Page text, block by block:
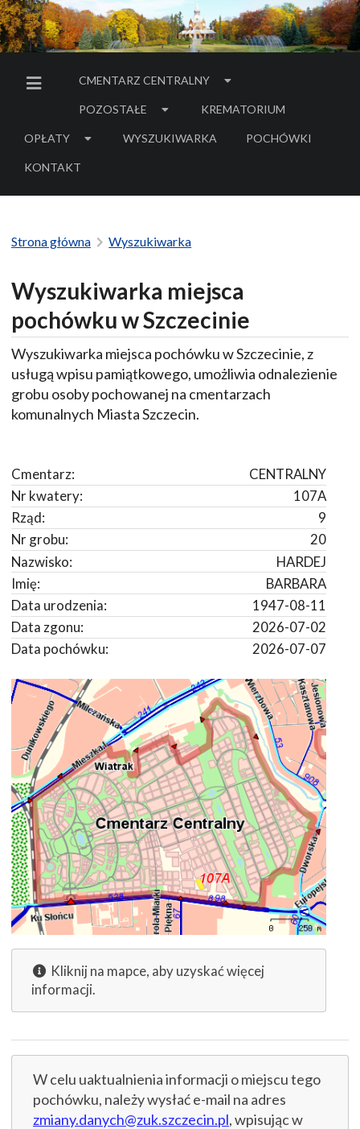
MENU BOCZNE
CMENTARZ CENTRALNY
POZOSTAŁE KREMATORIUM
OPŁATY WYSZUKIWARKA POCHÓWKI
- LINK DO SERWISU
KONTAKT
Strona główna Wyszukiwarka
Wyszukiwarka miejsca
pochówku w Szczecinie
Wyszukiwarka miejsca pochówku w Szczecinie, z
usługą wpisu pamiątkowego, umożliwia odnalezienie
grobu osoby pochowanej na cmentarzach
komunalnych Miasta Szczecin.
CENTRALNY
Cmentarz:
107A
Nr kwatery:
9
Rząd:
20
Nr grobu:
HARDEJ
Nazwisko:
BARBARA
Imię:
1947-08-11
Data urodzenia:
2026-07-02
Data zgonu:
2026-07-07
Data pochówku:
Kliknij na mapce, aby uzyskać więcej
informacji.
W celu uaktualnienia informacji o miejscu tego
pochówku, należy wysłać e-mail na adres
zmiany.danych@zuk.szczecin.pl, wpisując w